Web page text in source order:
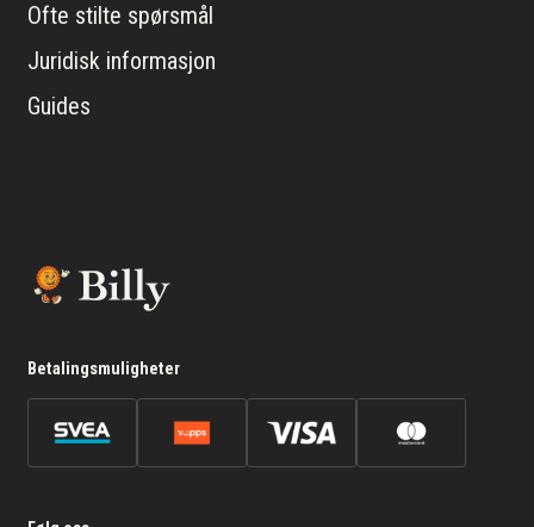
Ofte stilte spørsmål
Juridisk informasjon
Guides
Betalingsmuligheter